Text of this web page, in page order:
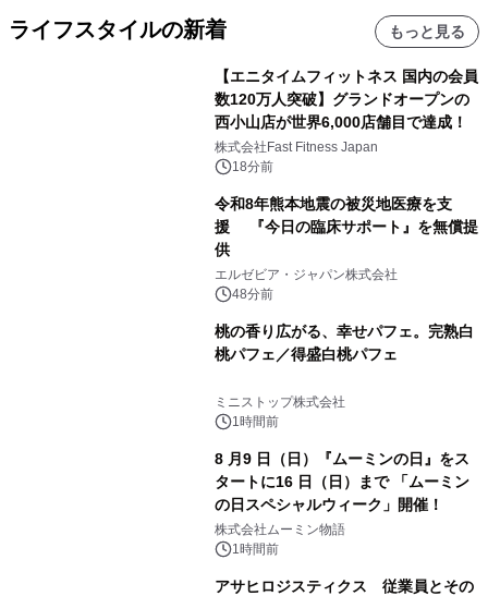
ライフスタイルの新着 もっと見る
【エニタイムフィットネス 国内の会員
数120万人突破】グランドオープンの
西小山店が世界6,000店舗目で達成！
株式会社Fast Fitness Japan
18分前
令和8年熊本地震の被災地医療を支
援 『今日の臨床サポート』を無償提
供
エルゼビア・ジャパン株式会社
48分前
桃の香り広がる、幸せパフェ。完熟白
桃パフェ／得盛白桃パフェ
ミニストップ株式会社
1時間前
8 月9 日（日）『ムーミンの日』をス
タートに16 日（日）まで 「ムーミン
の日スペシャルウィーク」開催！
株式会社ムーミン物語
1時間前
アサヒロジスティクス 従業員とその